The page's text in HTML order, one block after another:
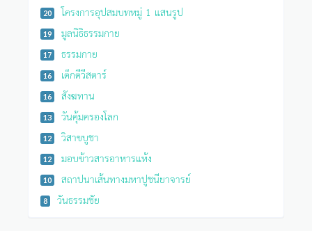
20 โครงการอุปสมบทหมู่ 1 แสนรูป
19 มูลนิธิธรรมกาย
17 ธรรมกาย
16 เด็กดีวีสตาร์
16 สังฆทาน
13 วันคุ้มครองโลก
12 วิสาขบูชา
12 มอบข้าวสารอาหารแห้ง
10 สถาปนาเส้นทางมหาปูชนียาจารย์
8 วันธรรมชัย